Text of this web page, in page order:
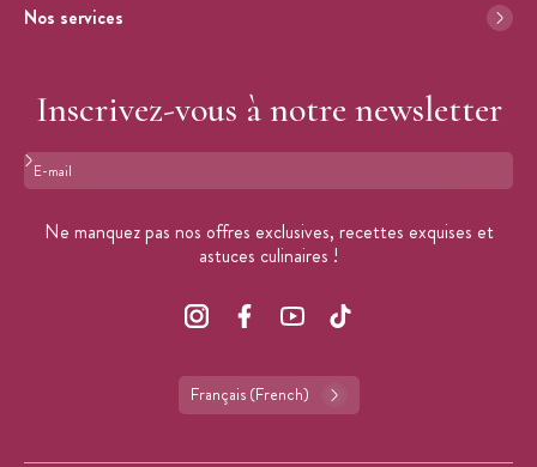
Nos services
Inscrivez-vous à notre newsletter
Format : adresse@email.com
Ne manquez pas nos offres exclusives, recettes exquises et
astuces culinaires !
Français (French)